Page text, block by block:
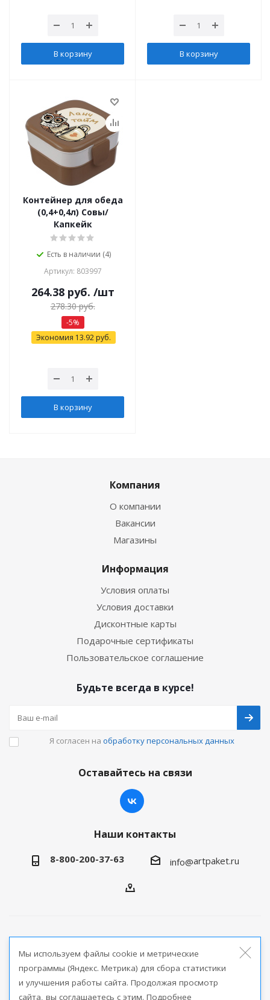
В корзину В корзину
Контейнер для обеда
(0,4+0,4л) Совы/
Капкейк
Есть в наличии (4)
Артикул: 803997
264.38руб. /шт
278.30руб.
-5%
Экономия 13.92 руб.
В корзину
Компания
О компании
Вакансии
Магазины
Информация
Условия оплаты
Условия доставки
Дисконтные карты
Подарочные сертификаты
Пользовательское соглашение
Будьте всегда в курсе!
Я согласен на обработку персональных данных
Оставайтесь на связи
Наши контакты
8-800-200-37-63 info@artpaket.ru
продукции
Версия для печати
Мы используем файлы cookie и метрические
программы (Яндекс. Метрика) для сбора статистики
и улучшения работы сайта. Продолжая просмотр
сайта, вы соглашаетесь с этим. Подробнее